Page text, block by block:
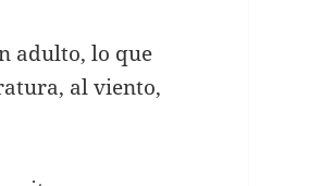
adulto, lo que
al viento,